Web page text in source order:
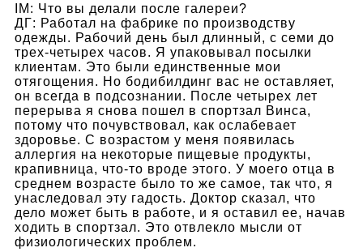
IM: Что вы делали после галереи?
ДГ: Работал на фабрике по производству
одежды. Рабочий день был длинный, с семи до
трех-четырех часов. Я упаковывал посылки
клиентам. Это были единственные мои
отягощения. Но бодибилдинг вас не оставляет,
он всегда в подсознании. После четырех лет
перерыва я снова пошел в спортзал Винса,
потому что почувствовал, как ослабевает
здоровье. С возрастом у меня появилась
аллергия на некоторые пищевые продукты,
крапивница, что-то вроде этого. У моего отца в
среднем возрасте было то же самое, так что, я
унаследовал эту гадость. Доктор сказал, что
дело может быть в работе, и я оставил ее, начав
ходить в спортзал. Это отвлекло мысли от
физиологических проблем.